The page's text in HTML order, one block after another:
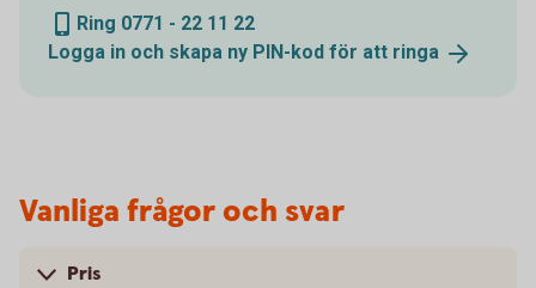
Ring 0771 - 22 11 22
Logga in och skapa ny PIN-kod för att ringa
Vanliga frågor och svar
Pris